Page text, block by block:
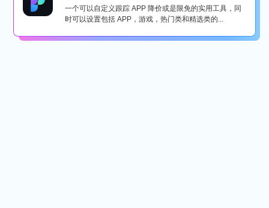
一个可以自定义跟踪 APP 降价或是限免的实用工具，同
时可以设置包括 APP，游戏，热门类和精选类的...